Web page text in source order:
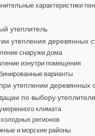
характеристики
утеплитель
утепления деревянных
снаружи дома
изнутри помещения
варианты
утеплении деревянных
по выбору
климата
регионов
и морские районы